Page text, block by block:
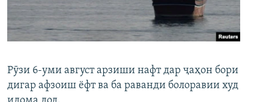
Рӯзи 6-уми август арзиши нафт дар ҷаҳон бори
дигар афзоиш ёфт ва ба раванди болоравии худ